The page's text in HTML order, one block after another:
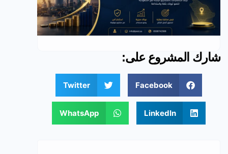
شارك المشروع على:
Facebook
Twitter
LinkedIn
WhatsApp